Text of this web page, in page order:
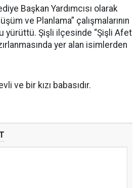
Başkan Yardımcısı olarak
ve Planlama” çalışmalarının
yürüttü. Şişli ilçesinde “Şişli Afet
yer alan isimlerden
ve bir kızı babasıdır.